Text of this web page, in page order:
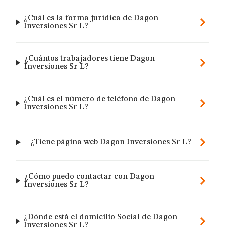
¿Cuál es la forma jurídica de Dagon
Inversiones Sr L?
¿Cuántos trabajadores tiene Dagon
Inversiones Sr L?
¿Cuál es el número de teléfono de Dagon
Inversiones Sr L?
¿Tiene página web Dagon Inversiones Sr L?
¿Cómo puedo contactar con Dagon
Inversiones Sr L?
¿Dónde está el domicilio Social de Dagon
Inversiones Sr L?